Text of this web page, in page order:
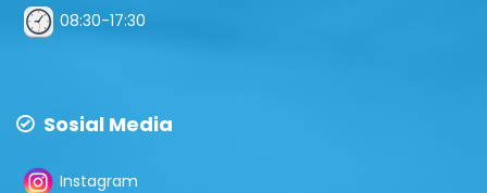
08:30-17:30
Sosial Media
Instagram